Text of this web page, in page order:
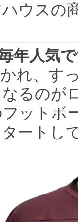
ウスの
毎年人気
れ、す
るのが
ットボ
ートし